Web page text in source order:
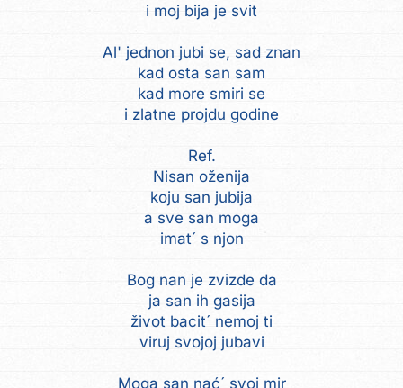
i moj bija je svit
Al' jednon jubi se, sad znan
kad osta san sam
kad more smiri se
i zlatne projdu godine
Ref.
Nisan oženija
koju san jubija
a sve san moga
imat´ s njon
Bog nan je zvizde da
ja san ih gasija
život bacit´ nemoj ti
viruj svojoj jubavi
Moga san nać´ svoj mir